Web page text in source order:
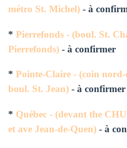
métro St. Michel) - à
* Pierrefonds - (boul. St.
Pierrefonds) - à confirmer
* Pointe-Claire - (coin
boul. St. Jean) - à confirmer
* Québec - (devant the
et ave Jean-de-Quen) - à